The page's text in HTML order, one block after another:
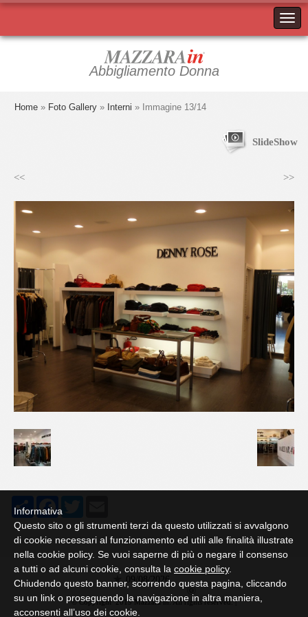
Abbigliamento Donna
Home » Foto Gallery » Interni » Immagine 13/14
SlideShow
<< >>
Share
09/08/2026
© Copyright 2019 Mazzara in. All rights reserved. |
Informativa
Questo sito o gli strumenti terzi da questo utilizzati si avvalgono
di cookie necessari al funzionamento ed utili alle finalità illustrate
nella cookie policy. Se vuoi saperne di più o negare il consenso
a tutti o ad alcuni cookie, consulta la cookie policy.
Chiudendo questo banner, scorrendo questa pagina, cliccando
su un link o proseguendo la navigazione in altra maniera,
acconsenti all’uso dei cookie.